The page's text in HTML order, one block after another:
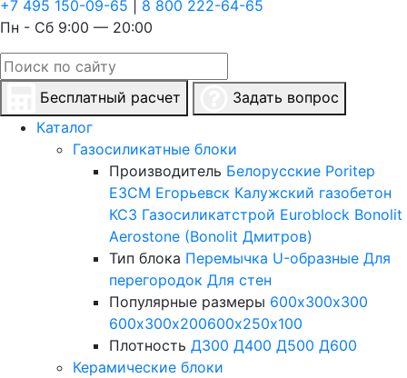
+7 495 150-09-65
8 800 222-64-65
Пн - Сб 9:00 — 20:00
Бесплатный расчет
Задать вопрос
Каталог
Газосиликатные блоки
Производитель Белорусские Poritep
ЕЗСМ Егорьевск Калужский газобетон
КСЗ Газосиликатстрой Euroblock Bonolit
Aerostone (Bonolit Дмитров)
Тип блока Перемычка U-образные Для
перегородок Для стен
Популярные размеры 600х300х300
600х300х200600х250х100
Плотность Д300 Д400 Д500 Д600
Керамические блоки